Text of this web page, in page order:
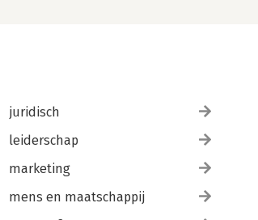
juridisch
leiderschap
marketing
mens en maatschappij